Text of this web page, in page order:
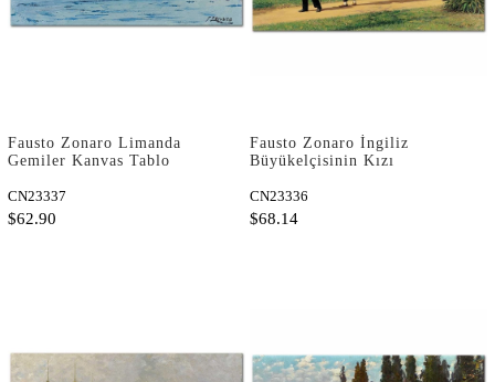
Fausto Zonaro Limanda
Gemiler Kanvas Tablo
CN23337
$62.90
Fausto Zonaro İngiliz
Büyükelçisinin Kızı
CN23336
$68.14